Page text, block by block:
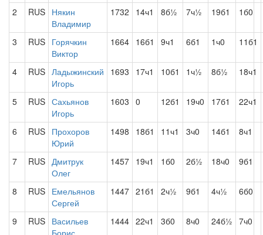
2 RUS Някин
Владимир
1732 14ч1 8б½ 7ч½ 19б1 1б0
3 RUS Горячкин
Виктор
1664 16б1 9ч1 6б1 1ч0 11б1
4 RUS Ладыжинский
Игорь
1693 17ч1 10б1 1ч½ 8б½ 18ч1
5 RUS Сахьянов
Игорь
1603 0 12б1 19ч0 17б1 22ч1
6 RUS Прохоров
Юрий
1498 18б1 11ч1 3ч0 14б1 8ч1
7 RUS Дмитрук
Олег
1457 19ч1 1б0 2б½ 18ч0 9б1
8 RUS Емельянов
Сергей
1447 21б1 2ч½ 9б1 4ч½ 6б0
9 RUS Васильев
Борис
1444 22ч1 3б0 8ч0 24б½ 7ч0